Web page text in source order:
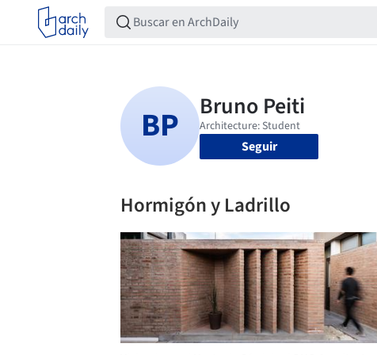
Seguir
Hormigón y Ladrillo